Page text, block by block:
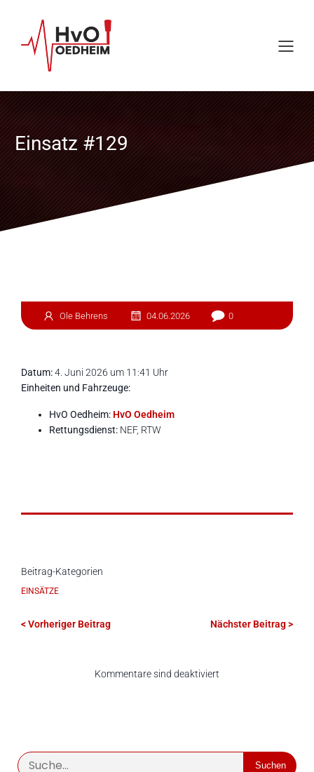
Einsatz #129
Ole Behrens 04.06.2026 0
Datum:4. Juni 2026 um 11:41 Uhr
Einheiten und Fahrzeuge:
HvO Oedheim: HvO Oedheim
Rettungsdienst: NEF, RTW
Beitrag-Kategorien
EINSÄTZE
< Vorheriger Beitrag Nächster Beitrag >
Kommentare sind deaktiviert
Suchen